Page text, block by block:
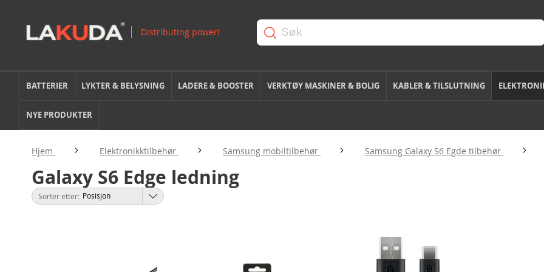
BATTERIER LYKTER & BELYSNING LADERE & BOOSTER VERKTØY MASKINER & BOLIG KABLER & TILSLUTNING
NYE PRODUKTER
Hjem Elektronikktilbehør Samsung mobiltilbehør Samsung Galaxy S6 Egde tilbehør
Galaxy S6 Edge ledning
Sorter etter